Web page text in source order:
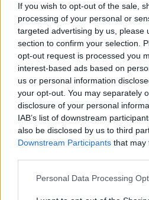
If you wish to opt-out of the sale,
processing of your personal or
targeted advertising by us, please
section to confirm your selection.
opt-out request is processed you
interest-based ads based on
us or personal information
your opt-out. You may separately
disclosure of your personal
IAB’s list of downstream
also be disclosed by us to third
Downstream Participants that may
Personal Data Processing
priešpriešoje, o
Lietuvos žmonių kišenės
nuo 2 iki 3 mlrd. eurų,
Lietuvos valstybei ir
tik permokėjimą, bet ir
vidaus vartojimą, kiek
sukurta, kiek mokesčių
siekė ir 5 mlrd. eurų.
kad žaliosios
nenaudinga kryptimi, yra